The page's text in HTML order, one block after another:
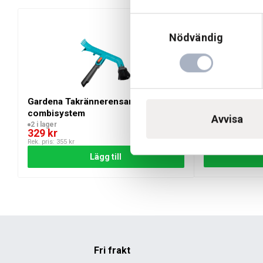
Nödvändig
Avvisa
Korrosionsbeständig:Kvalitetsstål med
Tips för användning och underhåll
Använd skyffeljärnet med jämna drag för bästa
Rengör verktyget efter varje användning för att
Förvara på en torr plats för att undvika korrosion.
Vem är denna produkt för?
Gardena Combisystem Skyffeljärn 18cm passar
är lättanvänt, flexibelt och hållbart, vilket gör det till ett
för ökad komfort och skydd vid arbete.
Gardena Takrännerensare
combisystem
2 i lager
329 kr
Rek. pris: 355 kr
Lägg till
3 i lager
Fri frakt